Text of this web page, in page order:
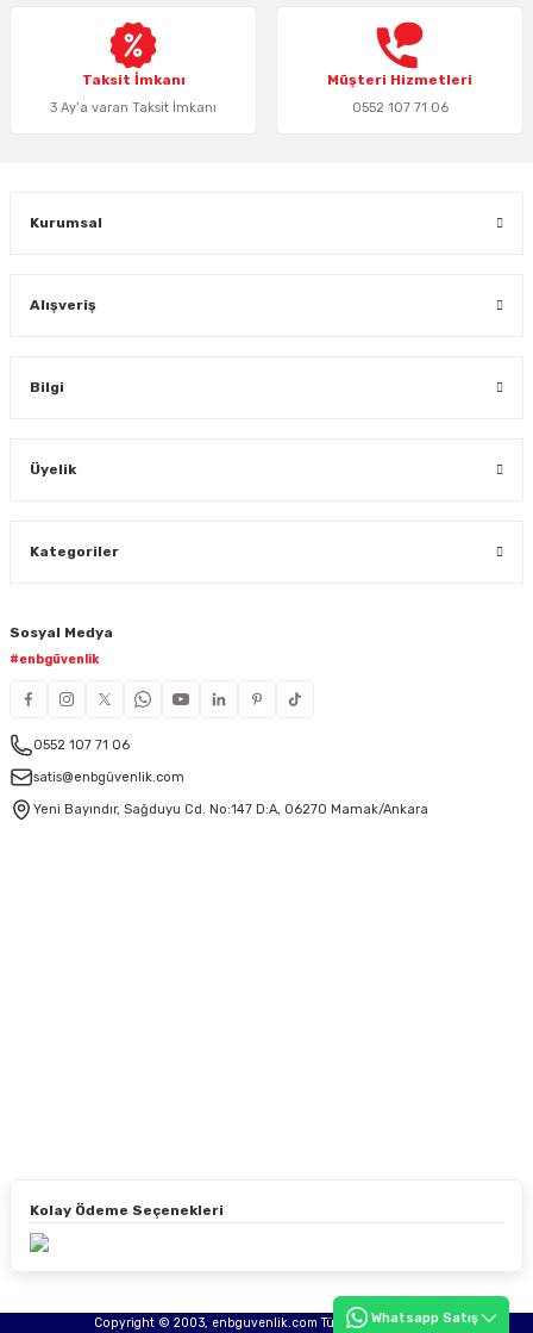
Taksit İmkanı
3 Ay’a varan Taksit İmkanı
Müşteri Hizmetleri
0552 107 71 06
Kurumsal
Alışveriş
Bilgi
Üyelik
Kategoriler
Sosyal Medya
#enbgüvenlik
0552 107 71 06
satis@enbgüvenlik.com
Yeni Bayındır, Sağduyu Cd. No:147 D:A, 06270 Mamak/Ankara
Kolay Ödeme Seçenekleri
Copyright © 2003, enbguvenlik.com Tüm hakları saklıdır.
Whatsapp Satış